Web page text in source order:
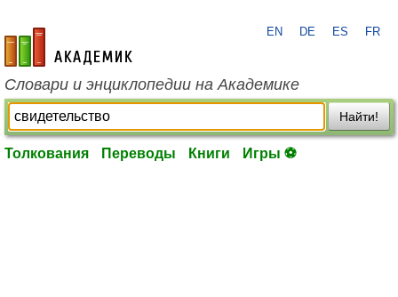
academic.ru
EN DE ES FR
Словари и энциклопедии на Академике
Найти!
Толкования Переводы Книги Игры ⚽